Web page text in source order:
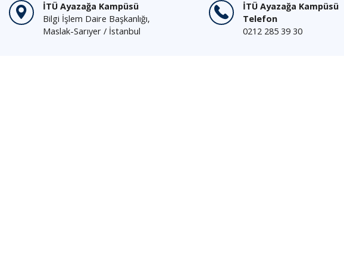
İTÜ Ayazağa Kampüsü
Bilgi İşlem Daire Başkanlığı,
Maslak-Sarıyer / İstanbul
İTÜ Ayazağa Kampüsü
Telefon
0212 285 39 30